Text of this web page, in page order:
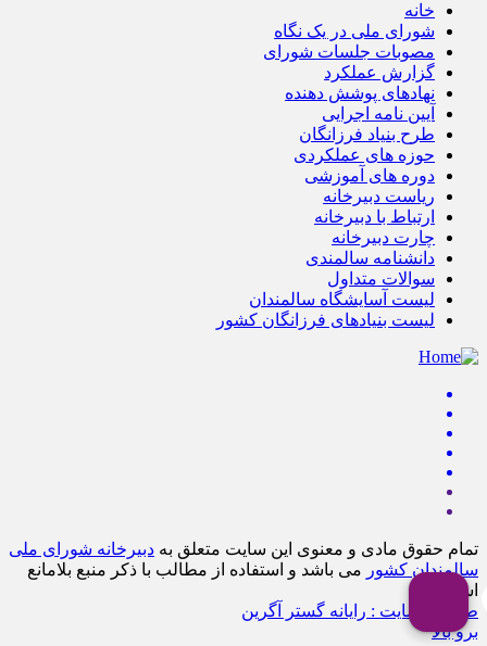
خانه
شورای ملی در یک نگاه
مصوبات جلسات شورای
گزارش عملکرد
نهادهای پوشش دهنده
آیین نامه اجرایی
طرح بنیاد فرزانگان
حوزه های عملکردی
دوره های آموزشی
ریاست دبیرخانه
ارتباط با دبیرخانه
چارت دبیرخانه
دانشنامه سالمندی
سوالات متداول
لیست آسایشگاه سالمندان
لیست بنیادهای فرزانگان کشور
تمام حقوق مادی و معنوی این سایت متعلق به دبیرخانه شورای ملی
سالمندان کشور می باشد و استفاده از مطالب با ذکر منبع بلامانع
است.
طراحی سایت : رایانه گستر آگرین
برو بالا